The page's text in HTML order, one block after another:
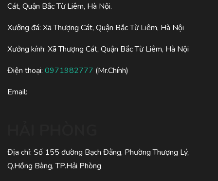
Cát, Quận Bắc Từ Liêm, Hà Nội.
Xưởng đá: Xã Thượng Cát, Quận Bắc Từ Liêm, Hà Nội
Xưởng kính: Xã Thượng Cát, Quận Bắc Từ Liêm, Hà Nội
Điện thoại: 0971982777 (Mr.Chính)
Email:
Địa chỉ: Số 155 đường Bạch Đằng, Phường Thượng Lý,
Q.Hồng Bàng, TP.Hải Phòng